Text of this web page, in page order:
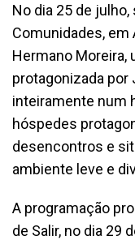
No dia 25 de
Comunidades, em
Hermano Moreira,
protagonizada por
inteiramente num
hóspedes
desencontros e
ambiente leve e
A programação
de Salir, no dia 29